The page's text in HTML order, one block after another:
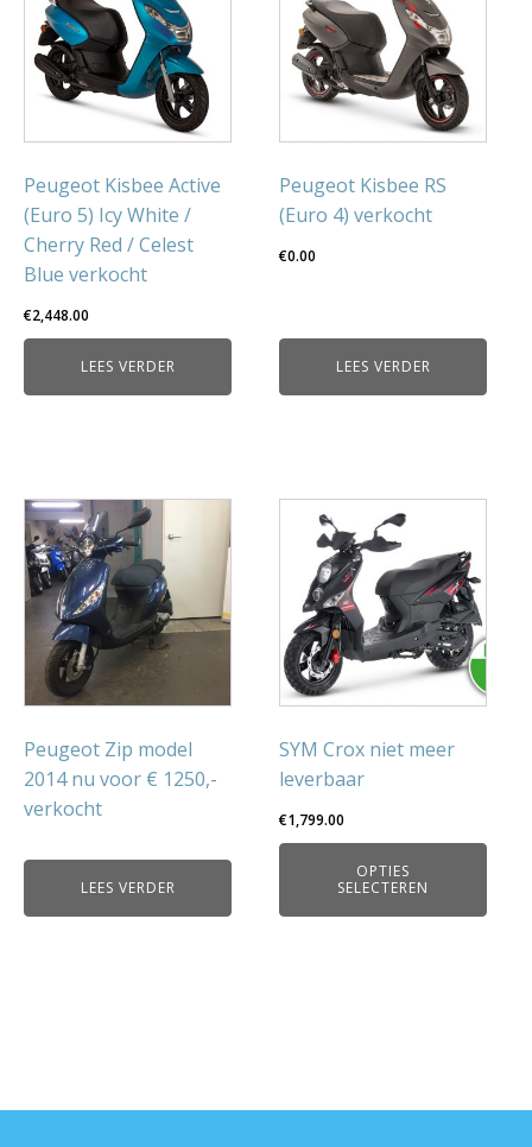
Peugeot Kisbee Active
(Euro 5) Icy White /
Cherry Red / Celest
Blue verkocht
€2,448.00
LEES VERDER
Peugeot Kisbee RS
(Euro 4) verkocht
€0.00
LEES VERDER
Peugeot Zip model
2014 nu voor € 1250,-
verkocht
LEES VERDER
SYM Crox niet meer
leverbaar
€1,799.00
OPTIES
SELECTEREN
product
heeft
meerdere
variaties.
Deze
optie
gekozen
worden
op
de
productpagina